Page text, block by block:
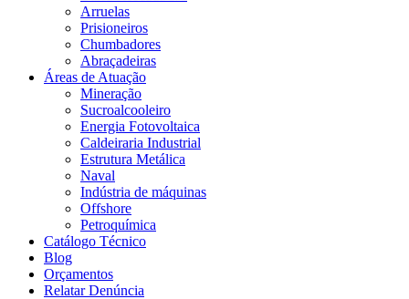
Arruelas
Prisioneiros
Chumbadores
Abraçadeiras
Áreas de Atuação
Mineração
Sucroalcooleiro
Energia Fotovoltaica
Caldeiraria Industrial
Estrutura Metálica
Naval
Indústria de máquinas
Offshore
Petroquímica
Catálogo Técnico
Blog
Orçamentos
Relatar Denúncia